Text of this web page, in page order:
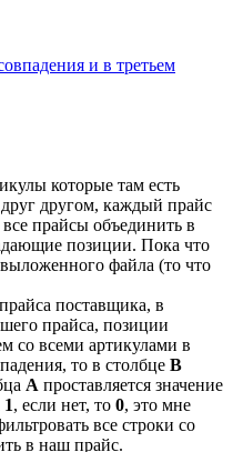
и в третьем
которые там есть
другом, каждый прайс
прайсы объединить в
позиции. Пока что
файла (то что
поставщика, в
прайса, позиции
со всеми артикулами в
то в столбце В
А проставляется значение
1, если нет, то 0, это мне
все строки со
в наш прайс.